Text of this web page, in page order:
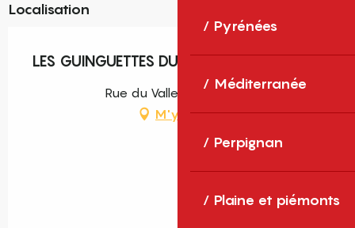
Pyrénées
Méditerranée
Perpignan
Plaine et piémonts
Localisation
LES GUINGUETTES DU LAC
Rue du Vallespir, Saleilles
M'y rendre